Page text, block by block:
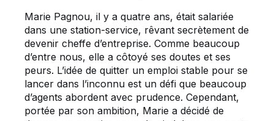
Marie Pagnou, il y a quatre ans, était salariée
dans une station-service, rêvant secrètement de
devenir cheffe d’entreprise. Comme beaucoup
d’entre nous, elle a côtoyé ses doutes et ses
peurs. L’idée de quitter un emploi stable pour se
lancer dans l’inconnu est un défi que beaucoup
d’agents abordent avec prudence. Cependant,
portée par son ambition, Marie a décidé de